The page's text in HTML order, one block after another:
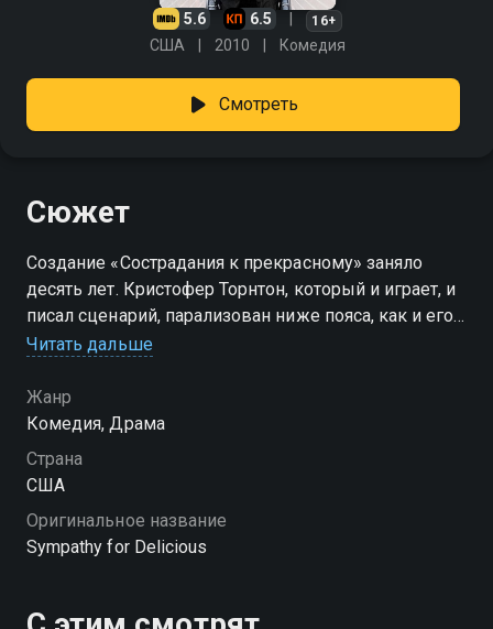
5.6 6.5 16+
США 2010 Комедия
Смотреть
Сюжет
Создание «Сострадания к прекрасному» заняло
десять лет. Кристофер Торнтон, который и играет, и
писал сценарий, парализован ниже пояса, как и его
герой, что придаёт роли искренность. Режиссёр —
центре — диджей Дин из лос-анджелесской
андеграундной сцены, который после аварии теряет
возможность играть. Встреча с отцом Джо выводит
его из депрессии и запускает необычный путь веры.
Читать дальше
Жанр
Комедия, Драма
Страна
США
Оригинальное название
Sympathy for Delicious